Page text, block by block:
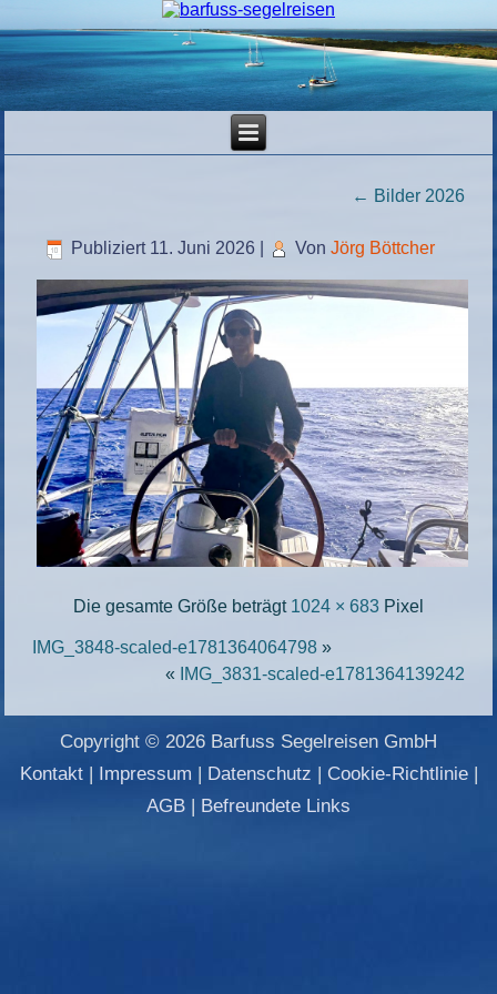
← Bilder 2026
Publiziert 11. Juni 2026 Von Jörg Böttcher
Die gesamte Größe beträgt 1024 × 683 Pixel
IMG_3848-scaled-e1781364064798 »
«
IMG_3831-scaled-e1781364139242
Copyright © 2026 Barfuss Segelreisen GmbH
Kontakt| Impressum | Datenschutz | Cookie-Richtlinie|
AGB | Befreundete Links